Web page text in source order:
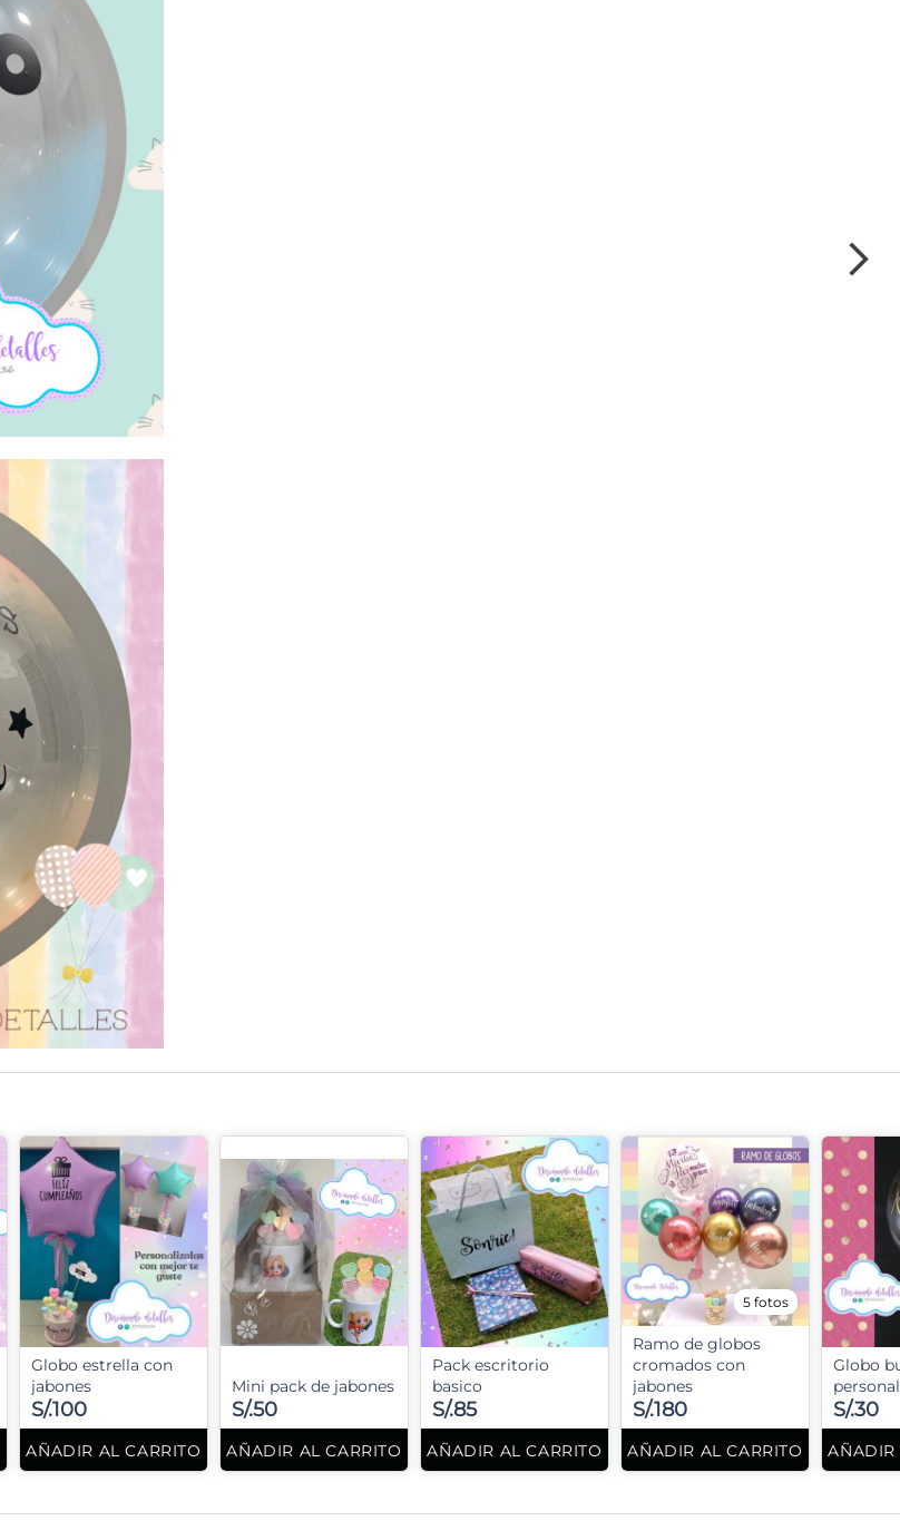
Globo estrella con
jabones
S/.100
AÑADIR AL CARRITO
Mini pack de jabones
S/.50
AÑADIR AL CARRITO
Pack escritorio
basico
S/.85
AÑADIR AL CARRITO
5 fotos
Ramo de globos
cromados con
jabones
S/.180
AÑADIR AL CARRITO
Globo
S/.30
AÑADIR